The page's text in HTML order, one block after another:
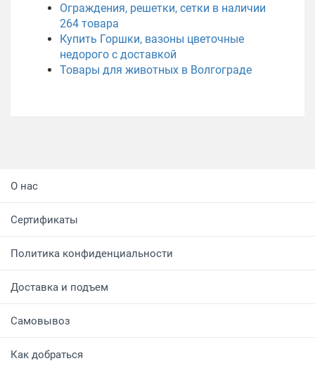
Ограждения, решетки, сетки в наличии
264 товара
Купить Горшки, вазоны цветочные
недорого с доставкой
Товары для животных в Волгограде
О нас
Сертификаты
Политика конфиденциальности
Доставка и подъем
Самовывоз
Как добраться